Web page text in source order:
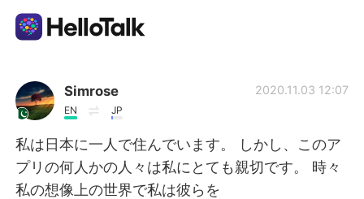
Language Exchange App
AI Grammar Checker
English
Simrose
EN JP
2020.11.03 12:07
私は日本に一人で住んでいます。 しかし、このア
プリの何人かの人々は私にとても親切です。 時々
私の想像上の世界で私は彼らを